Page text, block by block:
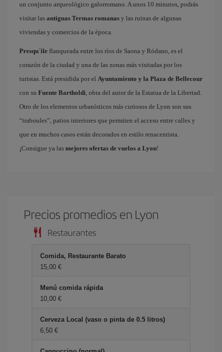
un conjunto arqueológico galorromano. A unos 10 minutos, podrás
visitar las antiguas Termas romanas y las ruinas de algunas
viviendas y comercios de la época.
Presqu´ile flanqueada entre los ríos de Saona y Ródano, es el
corazón de la ciudad y una de las zonas más visitadas por los
turistas. Está presidida por el Ayuntamiento y la Plaza de Bellecour
con su Fuente Bartholdi, obra del autor de la Estatua de la Libertad.
Otro de los elementos urbanísticos más curiosos de Lyon son sus
“traboules”, patios interiores que permiten el acceso entre calles y
que en muchos casos están decorados en estilo renacentista.
¡Consigue ya las mejores ofertas de vuelos a Lyon!
Precios promedios en Lyon
Restaurantes
Comida, Restaurante Barato
15,00 €
Menú comida rápida
10,00 €
Cerveza Local (vaso o pinta de 0.5 litros)
6,50 €